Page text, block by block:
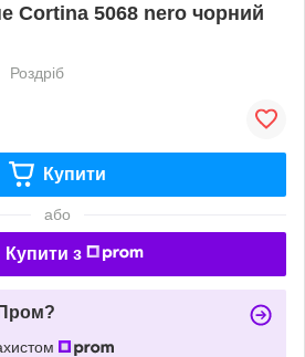
Cortina 5068 nero чорний
Роздріб
Купити
або
Купити з